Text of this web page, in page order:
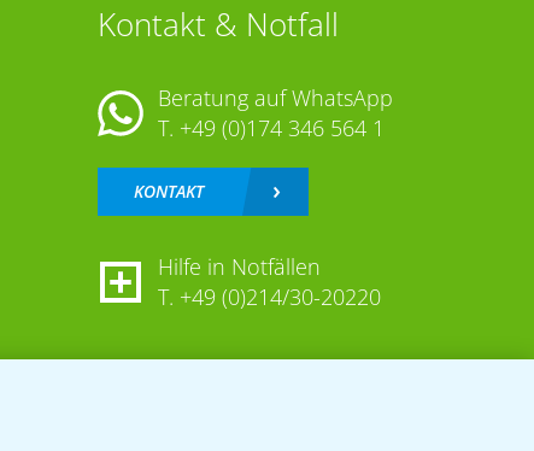
Kontakt & Notfall
Beratung auf WhatsApp
T. +49 (0)174 346 564 1
KONTAKT
Hilfe in Notfällen
T. +49 (0)214/30-20220